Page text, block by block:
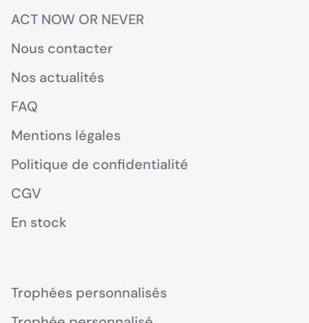
ACT NOW OR NEVER
Nous contacter
Nos actualités
FAQ
Mentions légales
Politique de confidentialité
CGV
En stock
Trophées personnalisés